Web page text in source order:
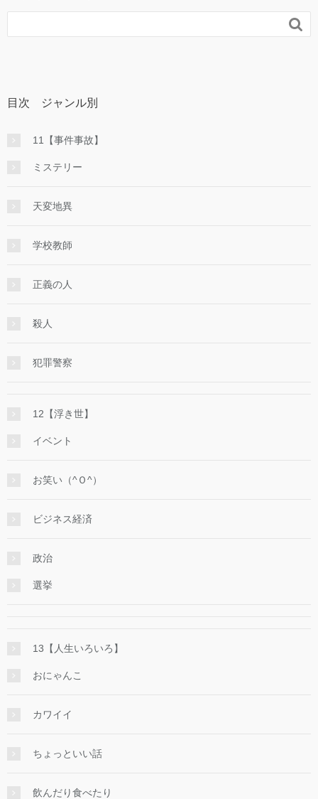

目次 ジャンル別
11【事件事故】
ミステリー
天変地異
学校教師
正義の人
殺人
犯罪警察
12【浮き世】
イベント
お笑い（^Ｏ^）
ビジネス経済
政治
選挙
13【人生いろいろ】
おにゃんこ
カワイイ
ちょっといい話
飲んだり食べたり